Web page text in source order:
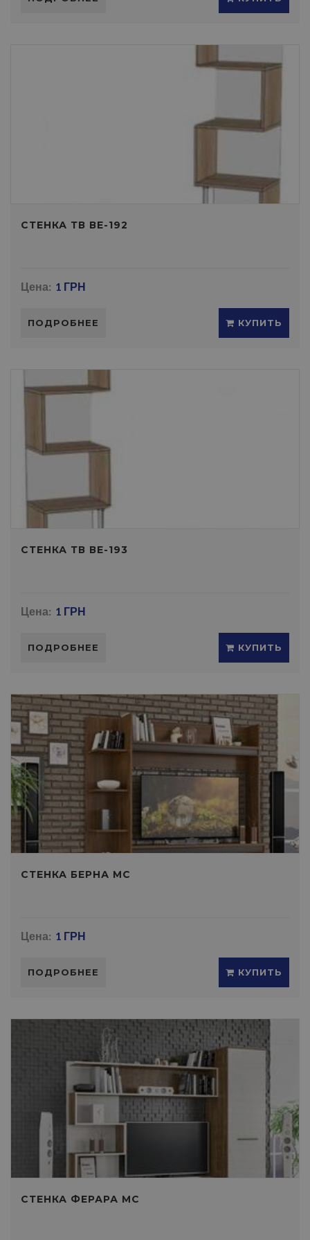
СТЕНКА ТВ ВЕ-192
Цена: 1 ГРН
ПОДРОБНЕЕ КУПИТЬ
СТЕНКА ТВ ВЕ-193
Цена: 1 ГРН
ПОДРОБНЕЕ КУПИТЬ
СТЕНКА БЕРНА МС
Цена: 1 ГРН
ПОДРОБНЕЕ КУПИТЬ
СТЕНКА ФЕРАРА МС